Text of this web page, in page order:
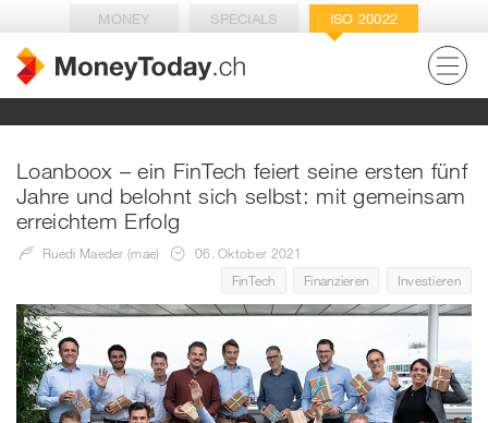
MONEY SPECIALS ISO 20022
Loanboox – ein FinTech feiert seine ersten fünf
Jahre und belohnt sich selbst: mit gemeinsam
erreichtem Erfolg
Ruedi Maeder (mae)
06. Oktober 2021
FinTech
Finanzieren Investieren